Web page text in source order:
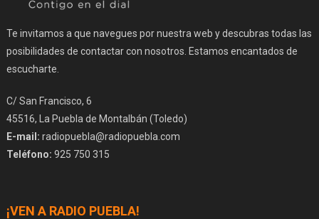
Te invitamos a que navegues por nuestra web y descubras todas las
posibilidades de contactar con nosotros. Estamos encantados de
escucharte.
C/ San Francisco, 6
45516, La Puebla de Montalbán (Toledo)
E-mail: radiopuebla@radiopuebla.com
Teléfono: 925 750 315
¡VEN A RADIO PUEBLA!